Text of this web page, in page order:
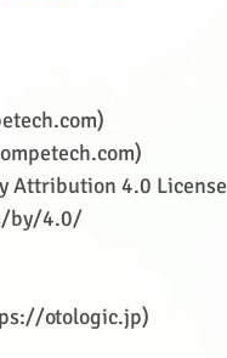
Attribution 4.0 License
by/4.0/
otologic.jp)